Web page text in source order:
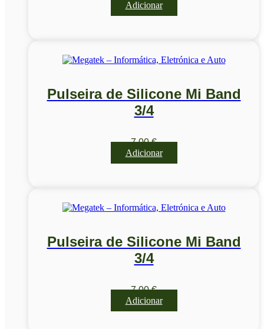
Adicionar
Pulseira de Silicone Mi Band
3/4
7,00€
Adicionar
Pulseira de Silicone Mi Band
3/4
7,00€
Adicionar